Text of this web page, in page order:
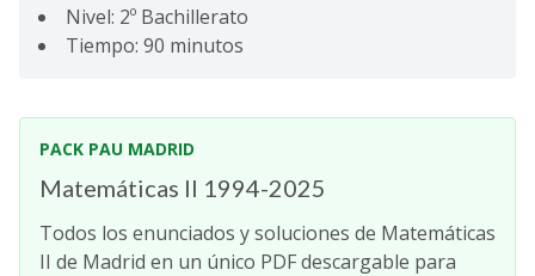
Nivel: 2º Bachillerato
Tiempo: 90 minutos
PACK PAU MADRID
Matemáticas II 1994-2025
Todos los enunciados y soluciones de Matemáticas
II de Madrid en un único PDF descargable para